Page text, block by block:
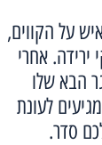
על הקווים,
אחרי
הבא שלו
לעונת
סדר.